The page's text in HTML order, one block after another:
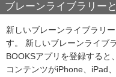
ブレーンライブラリー
新しいブレーンライブラリ
す。 新しいブレーンライブ
BOOKSアプリを登録すると
コンテンツがiPhone、iPad